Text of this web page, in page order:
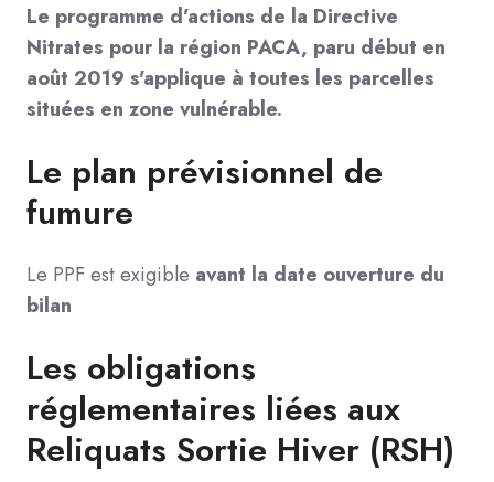
Le programme d’actions de la Directive
Nitrates pour la région PACA, paru début en
août 2019 s'applique à toutes les parcelles
situées en zone vulnérable.
Le plan prévisionnel de
fumure
Le PPF est exigible avant la date ouverture du
bilan
Les obligations
réglementaires liées aux
Reliquats Sortie Hiver (RSH)